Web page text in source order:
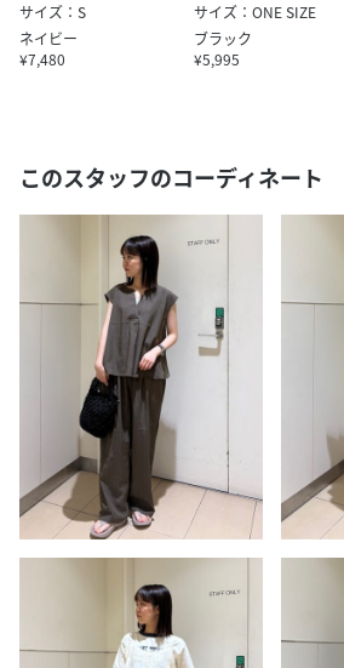
サイズ：S
ネイビー
¥7,480
サイズ：ONE SIZE
ブラック
¥5,995
このスタッフのコーディネート